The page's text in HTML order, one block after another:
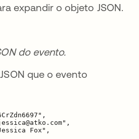
expandir o objeto JSON.
do evento.
que o evento
Fox",